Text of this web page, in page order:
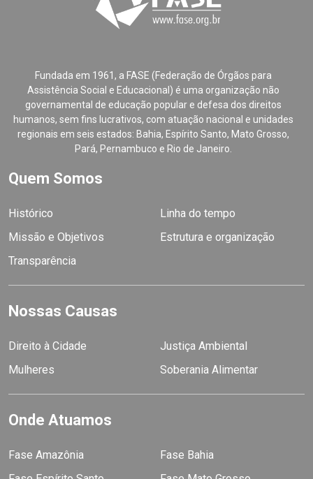
Fundada em 1961, a FASE (Federação de Órgãos para
Assistência Social e Educacional) é uma organização não
governamental de educação popular e defesa dos direitos
humanos, sem fins lucrativos, com atuação nacional e unidades
regionais em seis estados: Bahia, Espírito Santo, Mato Grosso,
Pará, Pernambuco e Rio de Janeiro.
Quem Somos
Histórico
Linha do tempo
Missão e Objetivos
Estrutura e organização
Transparência
Nossas Causas
Direito à Cidade
Justiça Ambiental
Mulheres
Soberania Alimentar
Onde Atuamos
Fase Amazônia
Fase Bahia